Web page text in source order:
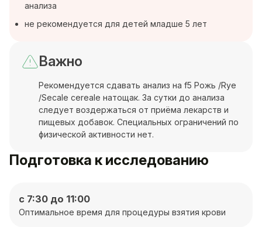
анализа
не рекомендуется для детей младше 5 лет
Важно
Рекомендуется сдавать анализ на f5 Рожь /Rye
/Secale cereale натощак. За сутки до анализа
следует воздержаться от приёма лекарств и
пищевых добавок. Специальных ограничений по
физической активности нет.
Подготовка к исследованию
с 7:30 до 11:00
Оптимальное время для процедуры взятия крови